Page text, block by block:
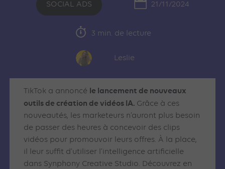
SOCIAL ADS 21/11/2024
3 min. de lecture
Leslie
TikTok a annoncé le lancement de nouveaux
outils de création de vidéos IA. Grâce à ces
nouveautés, les marketeurs n’auront plus besoin
de passer des heures à concevoir des clips
vidéos pour promouvoir leurs offres. À la place,
il leur suffit d’utiliser l’intelligence artificielle
dans Synphony Creative Studio. Découvrez en